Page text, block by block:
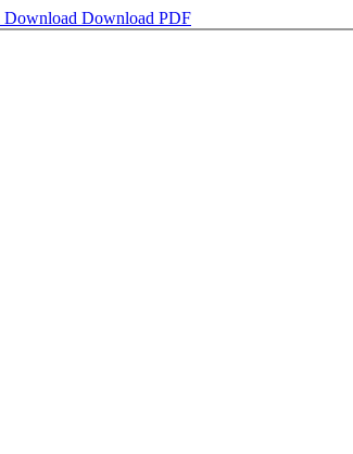
Download Download PDF